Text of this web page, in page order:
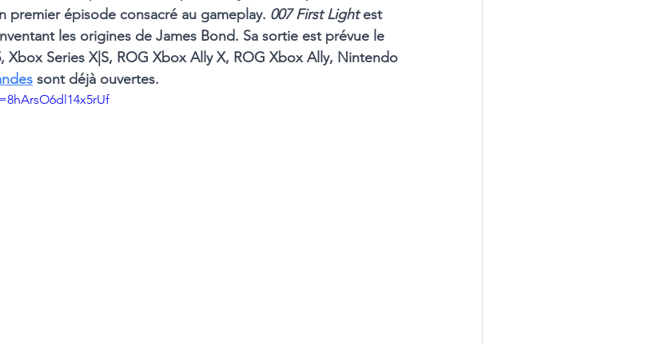
premier épisode consacré au gameplay. 007 First Light est
les origines de James Bond. Sa sortie est prévue le
Xbox Series X|S, ROG Xbox Ally X, ROG Xbox Ally, Nintendo
sont déjà ouvertes.